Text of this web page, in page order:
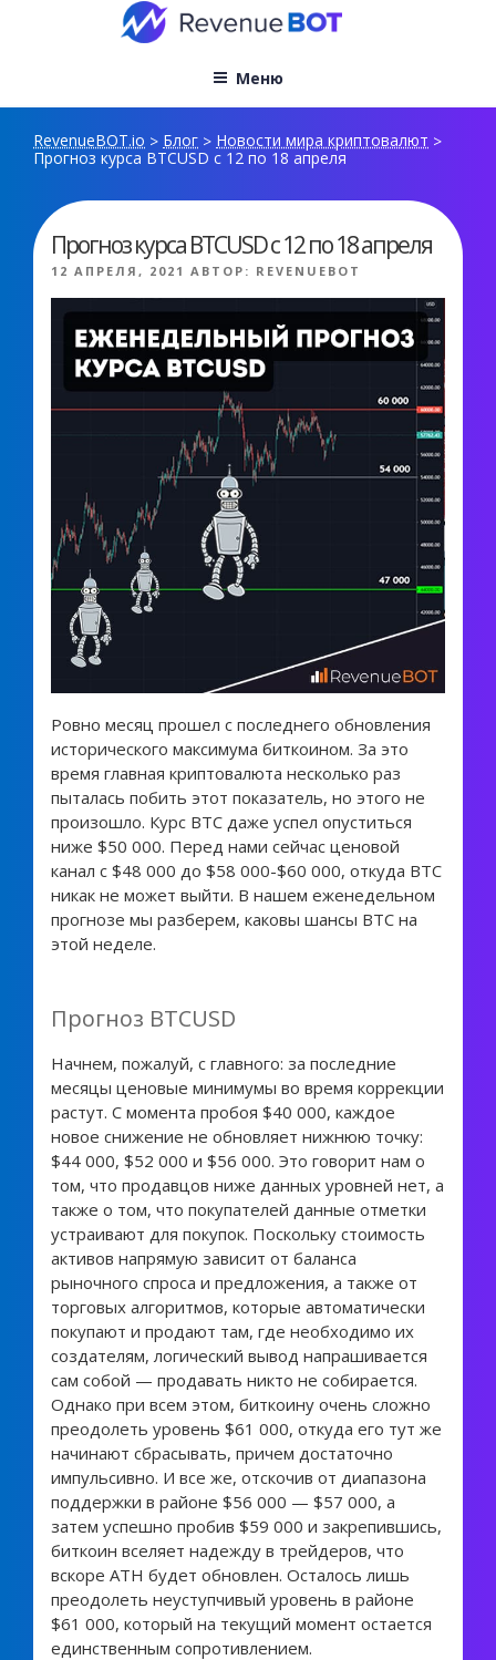
Меню
RevenueBOT.io > Блог > Новости мира криптовалют >
Прогноз курса BTCUSD с 12 по 18 апреля
Прогноз курса BTCUSD с 12 по 18 апреля
ОПУБЛИКОВАНО
12 АПРЕЛЯ, 2021 АВТОР: REVENUEBOT
Ровно месяц прошел с последнего обновления
исторического максимума биткоином. За это
время главная криптовалюта несколько раз
пыталась побить этот показатель, но этого не
произошло. Курс BTC даже успел опуститься
ниже $50 000. Перед нами сейчас ценовой
канал с $48 000 до $58 000-$60 000, откуда BTC
никак не может выйти. В нашем еженедельном
прогнозе мы разберем, каковы шансы BTC на
этой неделе.
Прогноз BTCUSD
Начнем, пожалуй, с главного: за последние
месяцы ценовые минимумы во время коррекции
растут. С момента пробоя $40 000, каждое
новое снижение не обновляет нижнюю точку:
$44 000, $52 000 и $56 000. Это говорит нам о
том, что продавцов ниже данных уровней нет, а
также о том, что покупателей данные отметки
устраивают для покупок. Поскольку стоимость
активов напрямую зависит от баланса
рыночного спроса и предложения, а также от
торговых алгоритмов, которые автоматически
покупают и продают там, где необходимо их
создателям, логический вывод напрашивается
сам собой — продавать никто не собирается.
Однако при всем этом, биткоину очень сложно
преодолеть уровень $61 000, откуда его тут же
начинают сбрасывать, причем достаточно
импульсивно. И все же, отскочив от диапазона
поддержки в районе $56 000 — $57 000, а
затем успешно пробив $59 000 и закрепившись,
биткоин вселяет надежду в трейдеров, что
вскоре ATH будет обновлен. Осталось лишь
преодолеть неуступчивый уровень в районе
$61 000, который на текущий момент остается
единственным сопротивлением.